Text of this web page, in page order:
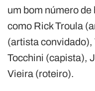
um bom número
como Rick Troula
(artista
Tocchini (capista),
Vieira (roteiro).